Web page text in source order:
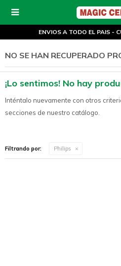

ENVIOS A TODO EL PAIS -
NO SE HAN RECUPERADO
¡Lo sentimos! No hay
Inténtalo nuevamente con otros
secciones de nuestro catálogo.
Filtrando por: Philips